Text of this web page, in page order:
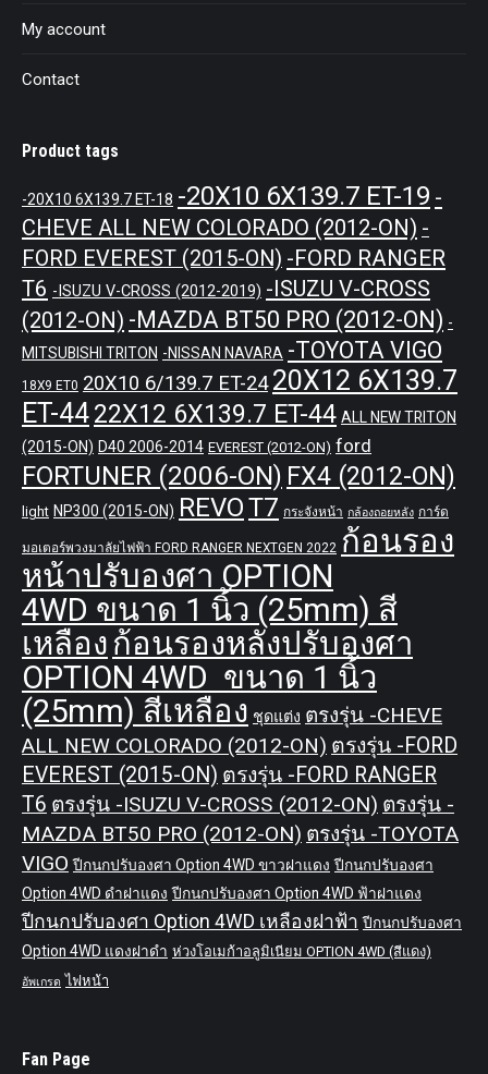
My account
Contact
Product tags
-20X10 6X139.7 ET-18 -20X10 6X139.7 ET-19 -
CHEVE ALL NEW COLORADO (2012-ON) -
FORD EVEREST (2015-ON) -FORD RANGER
T6 -ISUZU V-CROSS (2012-2019) -ISUZU V-CROSS
(2012-ON) -MAZDA BT50 PRO (2012-ON) -
MITSUBISHI TRITON -NISSAN NAVARA -TOYOTA VIGO
18X9 ET0 20X10 6/139.7 ET-24 20X12 6X139.7
ET-4422X12 6X139.7 ET-44 ALL NEW TRITON
(2015-ON) D40 2006-2014 EVEREST (2012-ON) ford
FORTUNER (2006-ON) FX4 (2012-ON)
light NP300 (2015-ON) REVOT7 กระจังหน้า กล้องถอยหลัง การ์ด
มอเตอร์พวงมาลัยไฟฟ้า FORD RANGER NEXTGEN 2022 ก้อนรอง
หน้าปรับองศา OPTION
4WD ขนาด 1 นิ้ว (25mm) สี
เหลือง ก้อนรองหลังปรับองศา
OPTION 4WD ขนาด 1 นิ้ว
(25mm) สีเหลือง ชุดแต่ง ตรงรุ่น -CHEVE
ALL NEW COLORADO (2012-ON) ตรงรุ่น -FORD
EVEREST (2015-ON) ตรงรุ่น -FORD RANGER
T6 ตรงรุ่น -ISUZU V-CROSS (2012-ON) ตรงรุ่น -
MAZDA BT50 PRO (2012-ON) ตรงรุ่น -TOYOTA
VIGO ปีกนกปรับองศา Option 4WD ขาวฝาแดง ปีกนกปรับองศา
Option 4WD ดำฝาแดง ปีกนกปรับองศา Option 4WD ฟ้าฝาแดง
ปีกนกปรับองศา Option 4WD เหลืองฝาฟ้า ปีกนกปรับองศา
Option 4WD แดงฝาดำ ห่วงโอเมก้าอลูมิเนียม OPTION 4WD (สีแดง)
อัพเกรด ไฟหน้า
Fan Page